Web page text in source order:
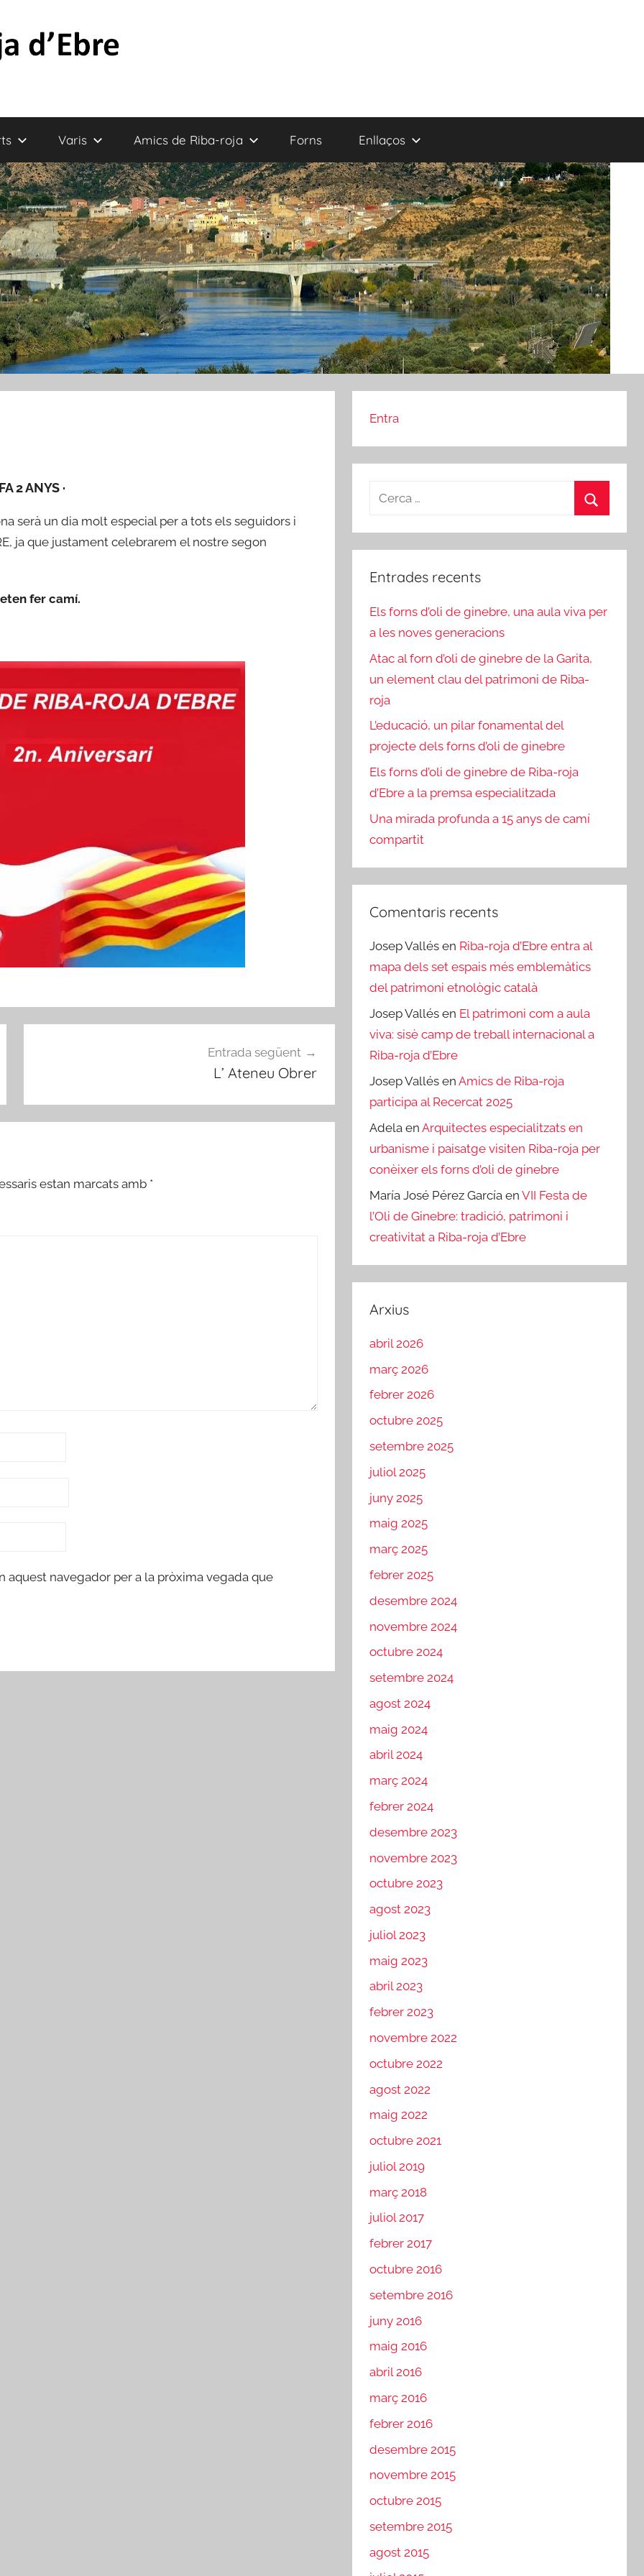
Varis Amics de Riba-roja Forns Enllaços
2 ANYS ·
serà un dia molt especial per a tots els seguidors i
ja que justament celebrarem el nostre segon
fer camí.
Entrada següent
L’ Ateneu Obrer
estan marcats amb *
navegador per a la pròxima vegada que
Entra
Cerca:
Entrades recents
Els forns d’oli de ginebre, una aula viva per
a les noves generacions
Atac al forn d’oli de ginebre de la Garita,
un element clau del patrimoni de Riba-
roja
L’educació, un pilar fonamental del
projecte dels forns d’oli de ginebre
Els forns d’oli de ginebre de Riba-roja
d’Ebre a la premsa especialitzada
Una mirada profunda a 15 anys de camí
compartit
Comentaris recents
Josep Vallés en Riba-roja d’Ebre entra al
mapa dels set espais més emblemàtics
del patrimoni etnològic català
Josep Vallés en El patrimoni com a aula
viva: sisè camp de treball internacional a
Riba-roja d’Ebre
Josep Vallés enAmics de Riba-roja
participa al Recercat 2025
Adela enArquitectes especialitzats en
urbanisme i paisatge visiten Riba-roja per
conèixer els forns d’oli de ginebre
María José Pérez García enVII Festa de
l’Oli de Ginebre: tradició, patrimoni i
creativitat a Riba-roja d’Ebre
Arxius
abril 2026
març 2026
febrer 2026
octubre 2025
setembre 2025
juliol 2025
juny 2025
maig 2025
març 2025
febrer 2025
desembre 2024
novembre 2024
octubre 2024
setembre 2024
agost 2024
maig 2024
abril 2024
març 2024
febrer 2024
desembre 2023
novembre 2023
octubre 2023
agost 2023
juliol 2023
maig 2023
abril 2023
febrer 2023
novembre 2022
octubre 2022
agost 2022
maig 2022
octubre 2021
juliol 2019
març 2018
juliol 2017
febrer 2017
octubre 2016
setembre 2016
juny 2016
maig 2016
abril 2016
març 2016
febrer 2016
desembre 2015
novembre 2015
octubre 2015
setembre 2015
agost 2015